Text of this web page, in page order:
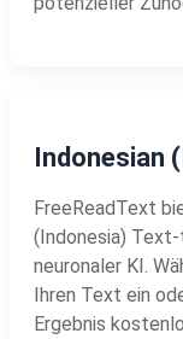
Indonesian
FreeReadText
(Indonesia)
neuronaler KI.
Ihren Text ein
Ergebnis